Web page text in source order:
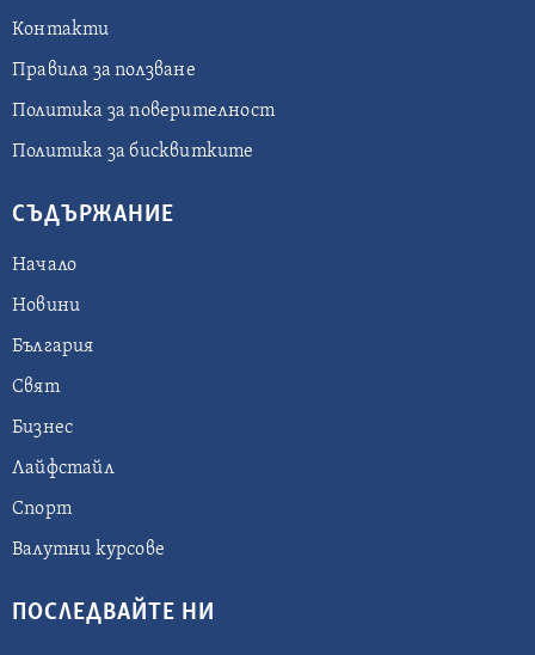
Контакти
Правила за ползване
Политика за поверителност
Политика за бисквитките
СЪДЪРЖАНИЕ
Начало
Новини
България
Свят
Бизнес
Лайфстайл
Спорт
Валутни курсове
ПОСЛЕДВАЙТЕ НИ